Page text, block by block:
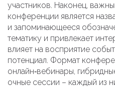
участников. Наконец,
конференции является
и запоминающееся
тематику и привлекает
влияет на восприятие
потенциал. Формат
онлайн‑вебинары,
очные сессии – каждый из